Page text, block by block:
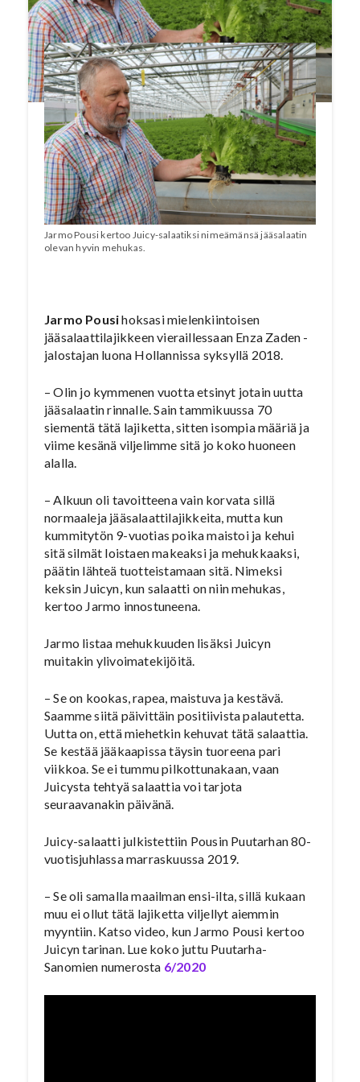
Sanomat -lehden numerossa 6/2020.
Jarmo Pousi kertoo Juicy-salaatiksi nimeämänsä jääsalaatin
olevan hyvin mehukas.
Jarmo Pousihoksasi mielenkiintoisen
jääsalaattilajikkeen vieraillessaan Enza Zaden -
jalostajan luona Hollannissa syksyllä 2018.
– Olin jo kymmenen vuotta etsinyt jotain uutta
jääsalaatin rinnalle. Sain tammikuussa 70
siementä tätä lajiketta, sitten isompia määriä ja
viime kesänä viljelimme sitä jo koko huoneen
alalla.
– Alkuun oli tavoitteena vain korvata sillä
normaaleja jääsalaattilajikkeita, mutta kun
kummitytön 9-vuotias poika maistoi ja kehui
sitä silmät loistaen makeaksi ja mehukkaaksi,
päätin lähteä tuotteistamaan sitä. Nimeksi
keksin Juicyn, kun salaatti on niin mehukas,
kertoo Jarmo innostuneena.
Jarmo listaa mehukkuuden lisäksi Juicyn
muitakin ylivoimatekijöitä.
– Se on kookas, rapea, maistuva ja kestävä.
Saamme siitä päivittäin positiivista palautetta.
Uutta on, että miehetkin kehuvat tätä salaattia.
Se kestää jääkaapissa täysin tuoreena pari
viikkoa. Se ei tummu pilkottunakaan, vaan
Juicysta tehtyä salaattia voi tarjota
seuraavanakin päivänä.
Juicy-salaatti julkistettiin Pousin Puutarhan 80-
vuotisjuhlassa marraskuussa 2019.
– Se oli samalla maailman ensi-ilta, sillä kukaan
muu ei ollut tätä lajiketta viljellyt aiemmin
myyntiin. Katso video, kun Jarmo Pousi kertoo
Juicyn tarinan. Lue koko juttu Puutarha-
Sanomien numerosta 6/2020